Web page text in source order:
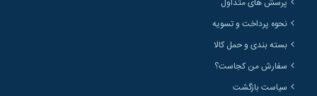
پرسش های متداول
نحوه پرداخت و تسویه
بسته بندی و حمل کالا
سفارش من کجاست؟
سیاست بازگشت